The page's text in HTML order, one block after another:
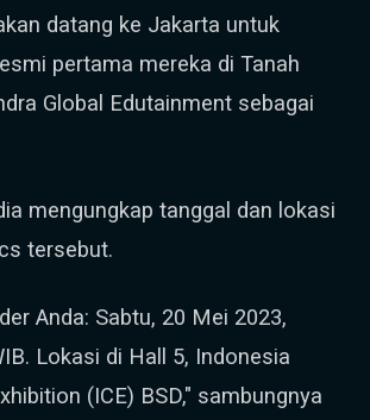
datang ke Jakarta untuk
pertama mereka di Tanah
Global Edutainment sebagai
mengungkap tanggal dan lokasi
tersebut.
Anda: Sabtu, 20 Mei 2023,
Lokasi di Hall 5, Indonesia
(ICE) BSD," sambungnya